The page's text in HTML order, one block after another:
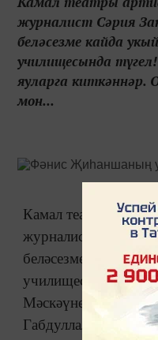
журналист Сәрия
беләсезме кайда
училищесында
яуларга киткәннәр.
мон...
Камал театры
журналист Сәрия
беләсезме кайда
училищесында
Мәскәүне яуларга
Габдуллалары -